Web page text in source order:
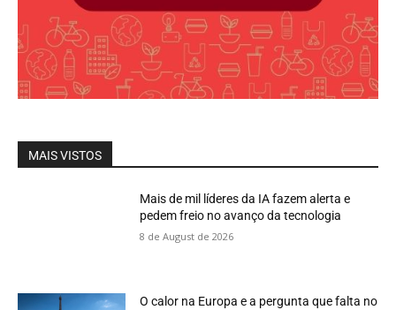
MAIS VISTOS
Mais de mil líderes da IA fazem alerta e
pedem freio no avanço da tecnologia
8 de August de 2026
O calor na Europa e a pergunta que falta no